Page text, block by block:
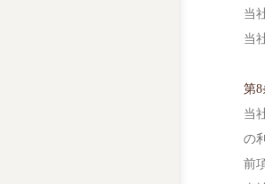
当
当
第8
当
の
前